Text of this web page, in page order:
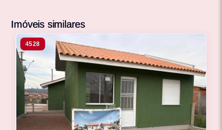
Imóveis similares
4528